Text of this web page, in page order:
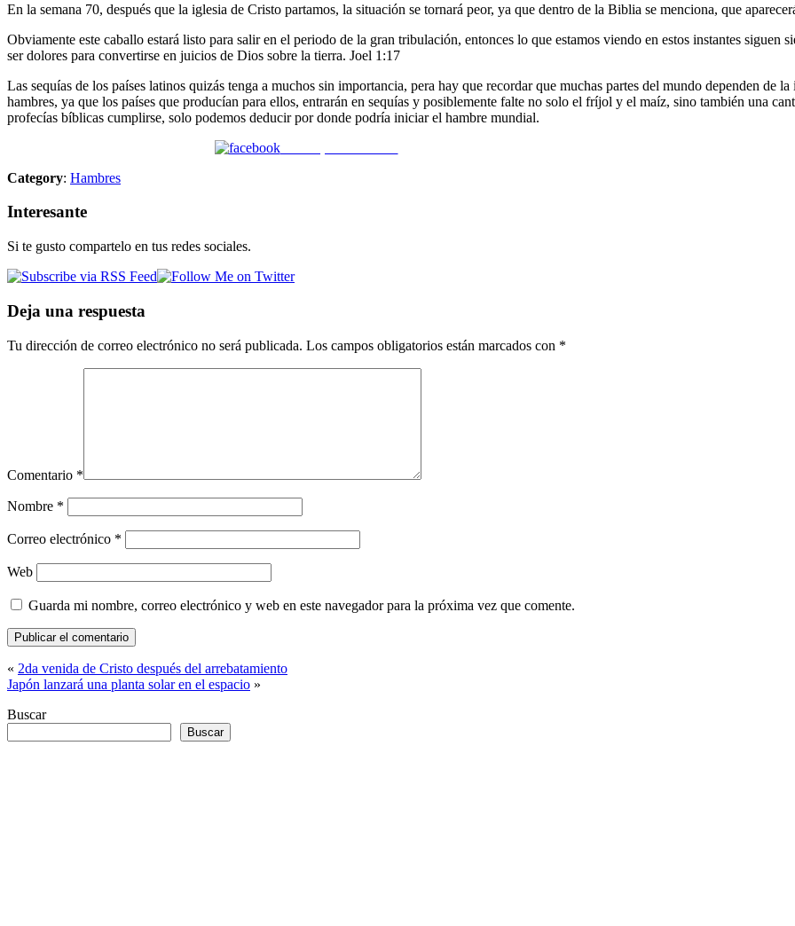
En la semana 70, después que la iglesia de Cristo partamos, la situación se tornará peor, ya que dentro de la Biblia se menciona, que
Obviamente este caballo estará listo para salir en el periodo de la gran tribulación, entonces lo que estamos viendo en estos instantes
ser dolores para convertirse en juicios de Dios sobre la tierra. Joel 1:17
Las sequías de los países latinos quizás tenga a muchos sin importancia, pera hay que recordar que muchas partes del mundo dependen de
hambres, ya que los países que producían para ellos, entrarán en sequías y posiblemente falte no solo el fríjol y el maíz, sino también una
profecías bíblicas cumplirse, solo podemos deducir por donde podría iniciar el hambre mundial.
Enviar por Facebook
Category: Hambres
Interesante
Si te gusto compartelo en tus redes sociales.
Deja una respuesta
Tu dirección de correo electrónico no será publicada. Los campos obligatorios están marcados con *
Comentario *
Nombre *
Correo electrónico *
Web
Guarda mi nombre, correo electrónico y web en este navegador para la próxima vez que comente.
« 2da venida de Cristo después del arrebatamiento
Japón lanzará una planta solar en el espacio »
Buscar
Buscar